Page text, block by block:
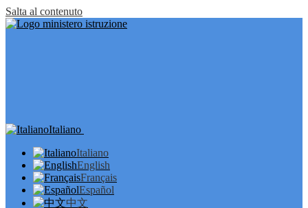
Salta al contenuto
Italiano
Italiano
English
Français
Español
中文